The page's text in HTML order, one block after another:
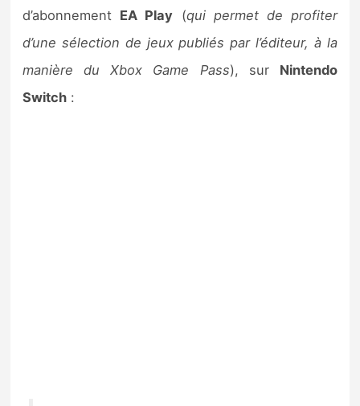
d’abonnement EA Play (qui permet de profiter
d’une sélection de jeux publiés par l’éditeur, à la
manière du Xbox Game Pass), sur Nintendo
Switch :